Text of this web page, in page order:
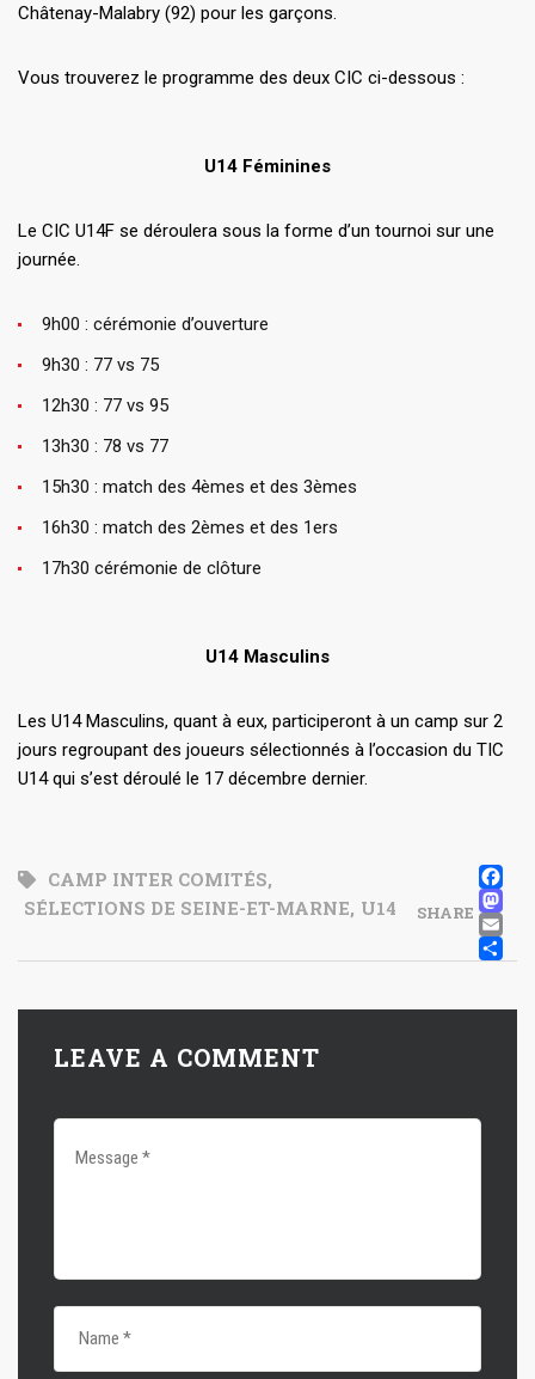
Châtenay-Malabry (92) pour les garçons.
Vous trouverez le programme des deux CIC ci-dessous :
U14 Féminines
Le CIC U14F se déroulera sous la forme d’un tournoi sur une
journée.
9h00 : cérémonie d’ouverture
9h30 : 77 vs 75
12h30 : 77 vs 95
13h30 : 78 vs 77
15h30 : match des 4èmes et des 3èmes
16h30 : match des 2èmes et des 1ers
17h30 cérémonie de clôture
U14 Masculins
Les U14 Masculins, quant à eux, participeront à un camp sur 2
jours regroupant des joueurs sélectionnés à l’occasion du TIC
U14 qui s’est déroulé le 17 décembre dernier.
CAMP INTER COMITÉS,
SÉLECTIONS DE SEINE-ET-MARNE, U14 SHARE
LEAVE A COMMENT